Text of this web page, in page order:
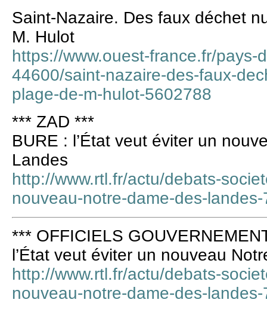
Saint-Nazaire. Des faux déchet
M. Hulot
https://www.ouest-france.fr/pays-
44600/saint-nazaire-des-faux-
plage-de-m-hulot-5602788
*** ZAD ***
BURE : l’État veut éviter un
Landes
http://www.rtl.fr/actu/debats-
nouveau-notre-dame-des-
*** OFFICIELS
l’État veut éviter un nouveau
http://www.rtl.fr/actu/debats-
nouveau-notre-dame-des-